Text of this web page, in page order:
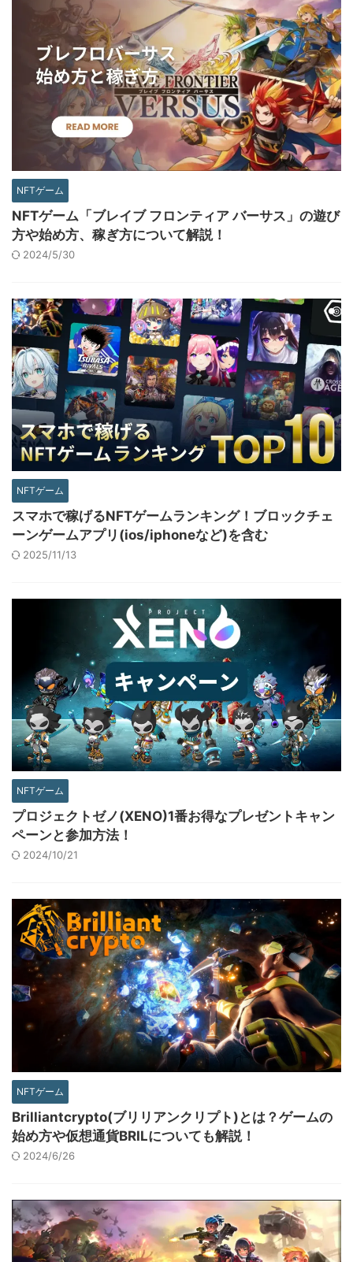
NFTゲーム
NFTゲーム「ブレイブ フロンティア バーサス」の遊び
方や始め方、稼ぎ方について解説！
2024/5/30
NFTゲーム
スマホで稼げるNFTゲームランキング！ブロックチェ
ーンゲームアプリ(ios/iphoneなど)を含む
2025/11/13
NFTゲーム
プロジェクトゼノ(XENO)1番お得なプレゼントキャン
ペーンと参加方法！
2024/10/21
NFTゲーム
Brilliantcrypto(ブリリアンクリプト)とは？ゲームの
始め方や仮想通貨BRILについても解説！
2024/6/26